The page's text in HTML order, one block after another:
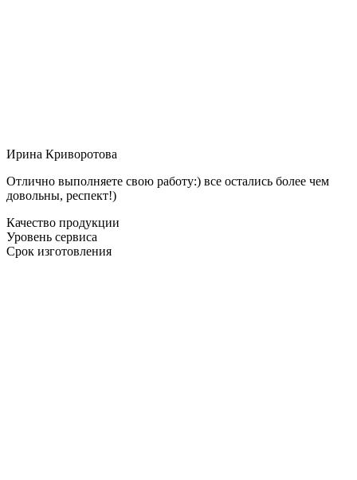
Ирина Криворотова
Отлично выполняете свою работу:) все остались более чем
довольны, респект!)
Качество продукции
Уровень сервиса
Срок изготовления